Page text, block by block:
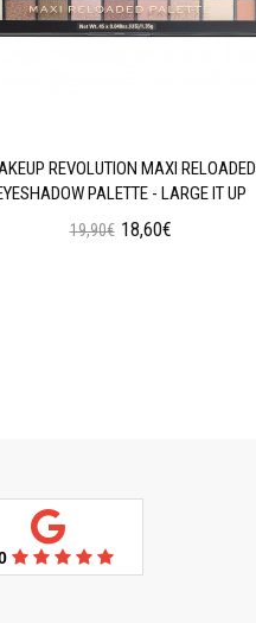
REVOLUTION MAXI RELOADED
PALETTE - LARGE IT UP
19,90€ 18,60€